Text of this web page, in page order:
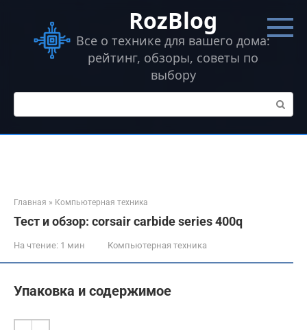
контенту
RozBlog
Все о технике для вашего дома:
рейтинг, обзоры, советы по
выбору
Поиск:
Главная » Компьютерная техника
Тест и обзор: corsair carbide series 400q
На чтение: 1 мин Компьютерная техника
Упаковка и содержимое